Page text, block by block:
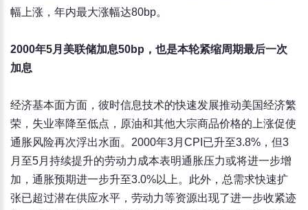
幅上涨，年内最大涨幅达80bp。
2000年5月美联储加息50bp，也是本轮紧缩周期最后一次
加息
经济基本面方面，彼时信息技术的快速发展推动美国经济繁
荣，失业率降至低点，原油和其他大宗商品价格的上涨促使
通胀风险再次浮出水面。2000年3月CPI已升至3.8%，但3
月至5月持续提升的劳动力成本表明通胀压力或将进一步增
加，通胀预期进一步升至3.0%以上。此外，总需求快速扩
张已超过潜在供应水平，劳动力等资源出现了进一步收紧迹